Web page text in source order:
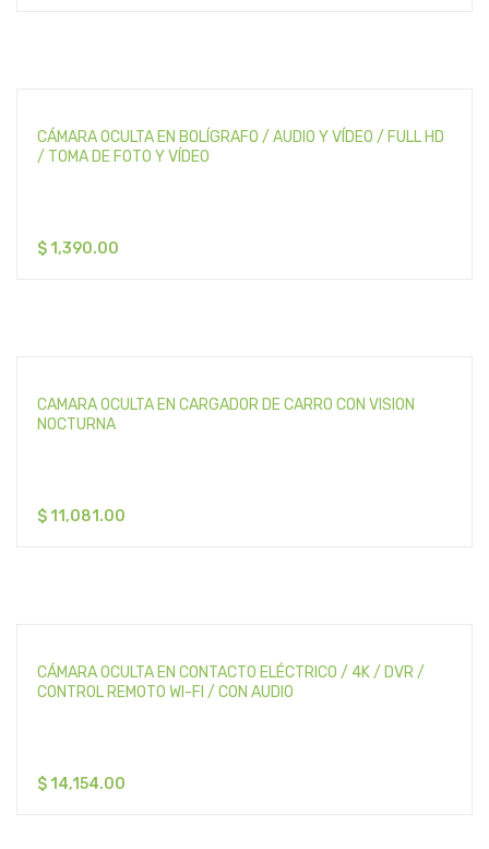
CÁMARA OCULTA EN BOLÍGRAFO / AUDIO Y VÍDEO / FULL HD
/ TOMA DE FOTO Y VÍDEO
$ 1,390.00
CAMARA OCULTA EN CARGADOR DE CARRO CON VISION
NOCTURNA
$ 11,081.00
CÁMARA OCULTA EN CONTACTO ELÉCTRICO / 4K / DVR /
CONTROL REMOTO WI-FI / CON AUDIO
$ 14,154.00